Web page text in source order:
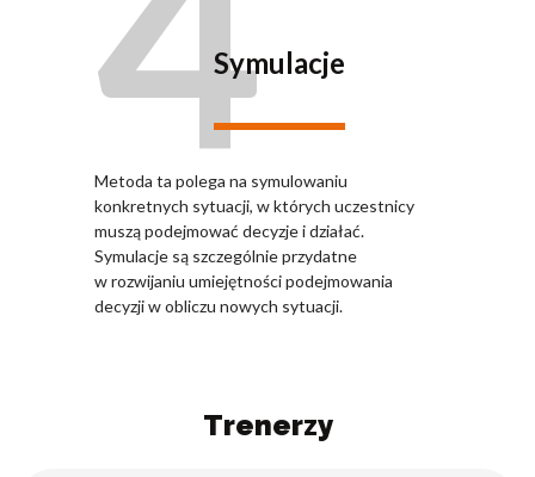
Symulacje
Metoda ta polega na symulowaniu
konkretnych sytuacji, w których uczestnicy
muszą podejmować decyzje i działać.
Symulacje są szczególnie przydatne
w rozwijaniu umiejętności podejmowania
decyzji w obliczu nowych sytuacji.
Trenerzy